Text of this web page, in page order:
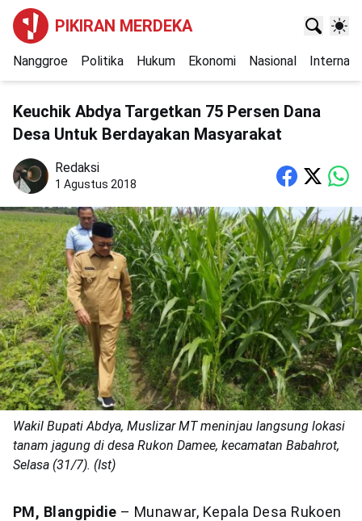
PIKIRAN MERDEKA
Nanggroe Politika Hukum Ekonomi Nasional
Keuchik Abdya Targetkan 75 Persen Dana
Desa Untuk Berdayakan Masyarakat
Redaksi
1 Agustus 2018
Wakil Bupati Abdya, Muslizar MT meninjau langsung lokasi
tanam jagung di desa Rukon Damee, kecamatan Babahrot,
Selasa (31/7). (Ist)
PM, Blangpidie – Munawar, Kepala Desa Rukoen